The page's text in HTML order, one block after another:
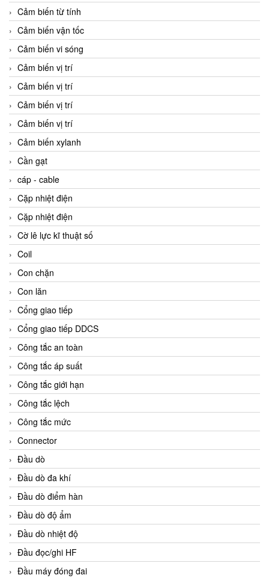
Cảm biến từ tính
Cảm biến vận tốc
Cảm biến vi sóng
Cảm biến vị trí
Cảm biến vị trí
Cảm biến vị trí
Cảm biến vị trí
Cảm biến xylanh
Cần gạt
cáp - cable
Cặp nhiệt điện
Cặp nhiệt điện
Cờ lê lực kĩ thuật số
Coil
Con chặn
Con lăn
Cổng giao tiếp
Cổng giao tiếp DDCS
Công tắc an toàn
Công tắc áp suất
Công tắc giới hạn
Công tắc lệch
Công tắc mức
Connector
Đầu dò
Đầu dò đa khí
Đầu dò điểm hàn
Đầu dò độ ẩm
Đầu dò nhiệt độ
Đầu đọc/ghi HF
Đầu máy đóng đai